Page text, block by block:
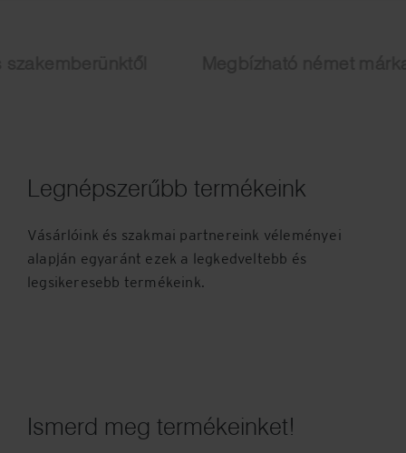
Legnépszerűbb termékeink
Vásárlóink és szakmai partnereink véleményei
alapján egyaránt ezek a legkedveltebb és
legsikeresebb termékeink.
Ismerd meg termékeinket!